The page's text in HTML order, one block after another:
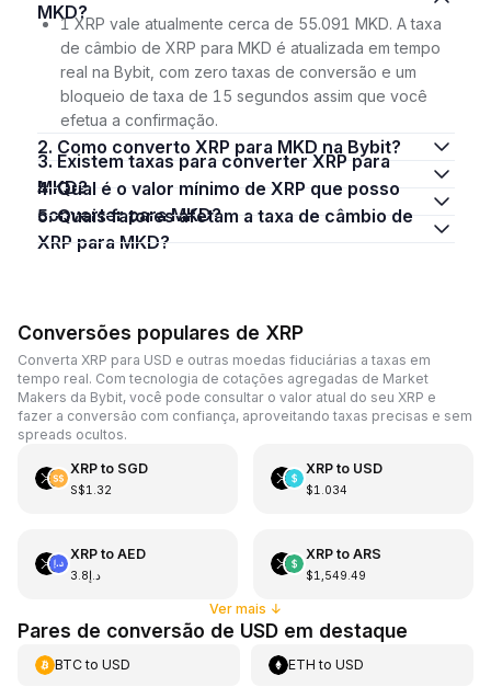
MKD?
1 XRP vale atualmente cerca de 55.091 MKD. A taxa
de câmbio de XRP para MKD é atualizada em tempo
real na Bybit, com zero taxas de conversão e um
bloqueio de taxa de 15 segundos assim que você
efetua a confirmação.
2. Como converto XRP para MKD na Bybit?
3. Existem taxas para converter XRP para
MKD?
4. Qual é o valor mínimo de XRP que posso
converter para MKD?
5. Quais fatores afetam a taxa de câmbio de
XRP para MKD?
Conversões populares de XRP
Converta XRP para USD e outras moedas fiduciárias a taxas em
tempo real. Com tecnologia de cotações agregadas de Market
Makers da Bybit, você pode consultar o valor atual do seu XRP e
fazer a conversão com confiança, aproveitando taxas precisas e sem
spreads ocultos.
XRPto SGD
S$1.32
XRPto USD
$1.034
XRPto AED
د.إ3.8
XRPto ARS
$1,549.49
Ver mais ↓
Pares de conversão de USD em destaque
BTCto USD ETH toUSD